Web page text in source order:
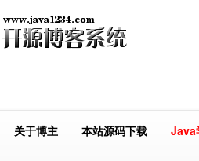
关于博主 本站源码下载 Java